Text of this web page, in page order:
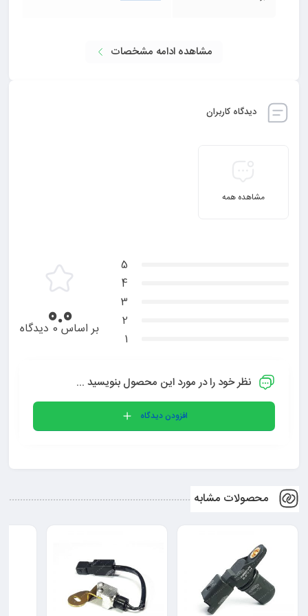
مشاهده ادامه مشخصات
دیدگاه کاربران
مشاهده همه
5
4
3
2
1
0.0بر اساس 0 دیدگاه
نظر خود را در مورد این محصول بنویسید ...
افزودن دیدگاه
محصولات مشابه